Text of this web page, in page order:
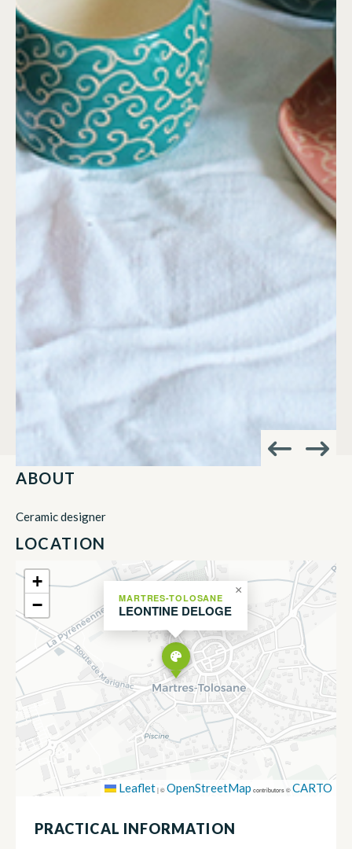
ABOUT
Ceramic designer
LOCATION
MARTRES-TOLOSANE
LEONTINE DELOGE
×
+
−
Leaflet|©OpenStreetMap contributors ©CARTO
PRACTICAL INFORMATION